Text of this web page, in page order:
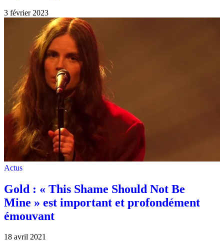
3 février 2023
Actus
Gold : « This Shame Should Not Be
Mine » est important et profondément
émouvant
18 avril 2021